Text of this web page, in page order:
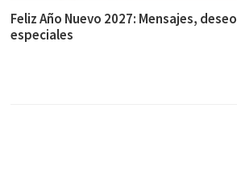
Feliz Año Nuevo 2027: Mensajes,
especiales